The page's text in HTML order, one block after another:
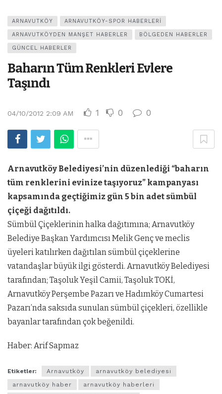
ARNAVUTKÖY ARNAVUTKÖY-SPOR HABERLERI
ARNAVUTKÖYDEN MANŞET HABERLER BÖLGEDEN HABERLER
GÜNCEL HABERLER
Baharın Tüm Renkleri Evlere
Taşındı
04/10/2012 2:09 AM 1 0 0
Arnavutköy Belediyesi’nin düzenlediği “baharın
tüm renklerini evinize taşıyoruz” kampanyası
kapsamında geçtiğimiz gün 5 bin adet sümbül
çiçeği dağıtıldı.
Sümbül Çiçeklerinin halka dağıtımına; Arnavutköy
Belediye Başkan Yardımcısı Melik Genç ve meclis
üyeleri katılırken dağıtılan sümbül çiçeklerine
vatandaşlar büyük ilgi gösterdi. Arnavutköy Belediyesi
tarafından; Taşoluk Yeşil Camii, Taşoluk TOKİ,
Arnavutköy Perşembe Pazarı ve Hadımköy Cumartesi
Pazarı’nda saksıda sunulan sümbül çiçekleri, özellikle
bayanlar tarafından çok beğenildi.
Haber: Arif Sapmaz
Etiketler: Arnavutköy
arnavutköy belediyesi
arnavutköy haber
arnavutköy haberleri